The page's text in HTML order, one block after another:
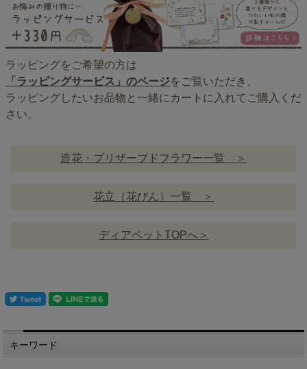
ラッピングをご希望の方は
「ラッピングサービス」のページをご覧いただき、
ラッピングしたいお品物と一緒にカートに入れてご購入くだ
さい。
造花・プリザーブドフラワー一覧 ＞
花立（花びん）一覧 ＞
ディアペットTOPへ＞
キーワード